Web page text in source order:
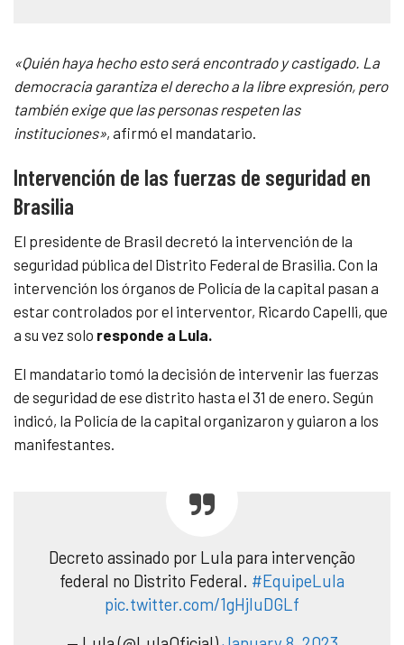
«Quién haya hecho esto será encontrado y castigado. La
democracia garantiza el derecho a la libre expresión, pero
también exige que las personas respeten las
instituciones», afirmó el mandatario.
Intervención de las fuerzas de seguridad en
Brasilia
El presidente de Brasil decretó la intervención de la
seguridad pública del Distrito Federal de Brasilia. Con la
intervención los órganos de Policía de la capital pasan a
estar controlados por el interventor, Ricardo Capelli, que
a su vez solo responde a Lula.
El mandatario tomó la decisión de intervenir las fuerzas
de seguridad de ese distrito hasta el 31 de enero. Según
indicó, la Policía de la capital organizaron y guiaron a los
manifestantes.
Decreto assinado por Lula para intervenção
federal no Distrito Federal. #EquipeLula
pic.twitter.com/1gHjIuDGLf